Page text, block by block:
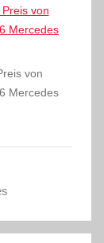
von
Mercedes